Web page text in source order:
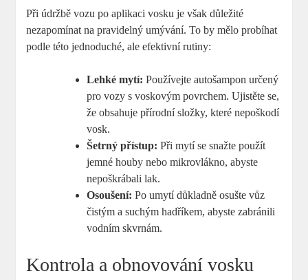
Při údržbě vozu po aplikaci vosku je však důležité
nezapomínat na pravidelný umývání. To by mělo probíhat
podle této jednoduché, ale efektivní rutiny:
Lehké mytí: Používejte autošampon určený
pro vozy s voskovým povrchem. Ujistěte se,
že obsahuje přírodní složky, které nepoškodí
vosk.
Šetrný přístup: Při mytí se snažte použít
jemné houby nebo mikrovlákno, abyste
nepoškrábali lak.
Osoušení: Po umytí důkladně osušte vůz
čistým a suchým hadříkem, abyste zabránili
vodním skvrnám.
Kontrola a obnovování vosku